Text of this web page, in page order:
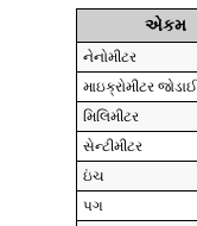
એકમ
નેનોમીટર
માઇક્રોમીટર જોડાઈ
મિલિમીટર
સેન્ટીમીટર
ઇંચ
પગ